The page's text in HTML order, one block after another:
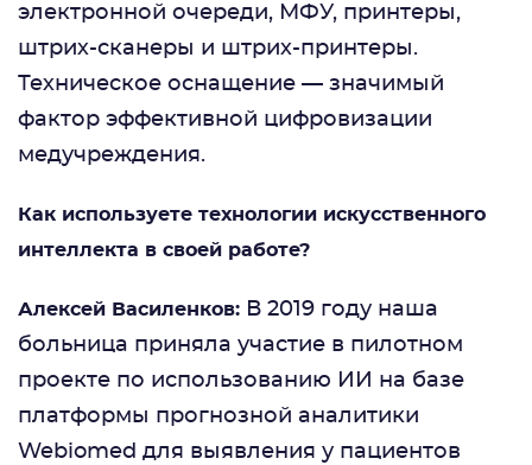
электронной очереди, МФУ, принтеры,
штрих-сканеры и штрих-принтеры.
Техническое оснащение — значимый
фактор эффективной цифровизации
медучреждения.
Как используете технологии искусственного
интеллекта в своей работе?
Алексей Василенков: В 2019 году наша
больница приняла участие в пилотном
проекте по использованию ИИ на базе
платформы прогнозной аналитики
Webiomed для выявления у пациентов